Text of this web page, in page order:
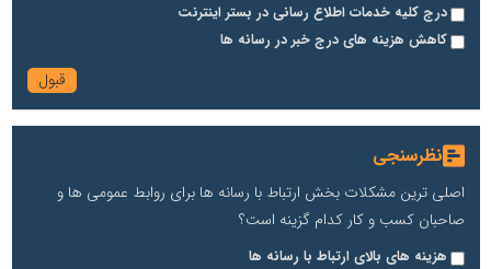
درج کلیه خدمات اطلاع رسانی در بستر اینترنت
کاهش هزینه های درج خبر در رسانه ها
نظرسنجی
اصلی ترین مشکلات بخش ارتباط با رسانه ها برای روابط عمومی ها و
صاحبان کسب و کار کدام گزینه است؟
هزینه های بالای ارتباط با رسانه ها